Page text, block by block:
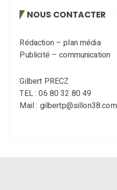
NOUS CONTACTER
Rédaction – plan média
Publicité – communication
Gilbert PRECZ
TEL : 06 80 32 80 49
Mail : gilbertp@sillon38.com